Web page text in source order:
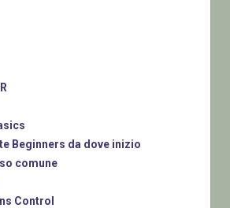
Beginners da dove inizio
comune
Control